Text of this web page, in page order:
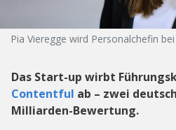
Pia Vieregge wird Personalchefin
Das Start-up wirbt
Contentful ab – zwei
Milliarden-Bewertung.